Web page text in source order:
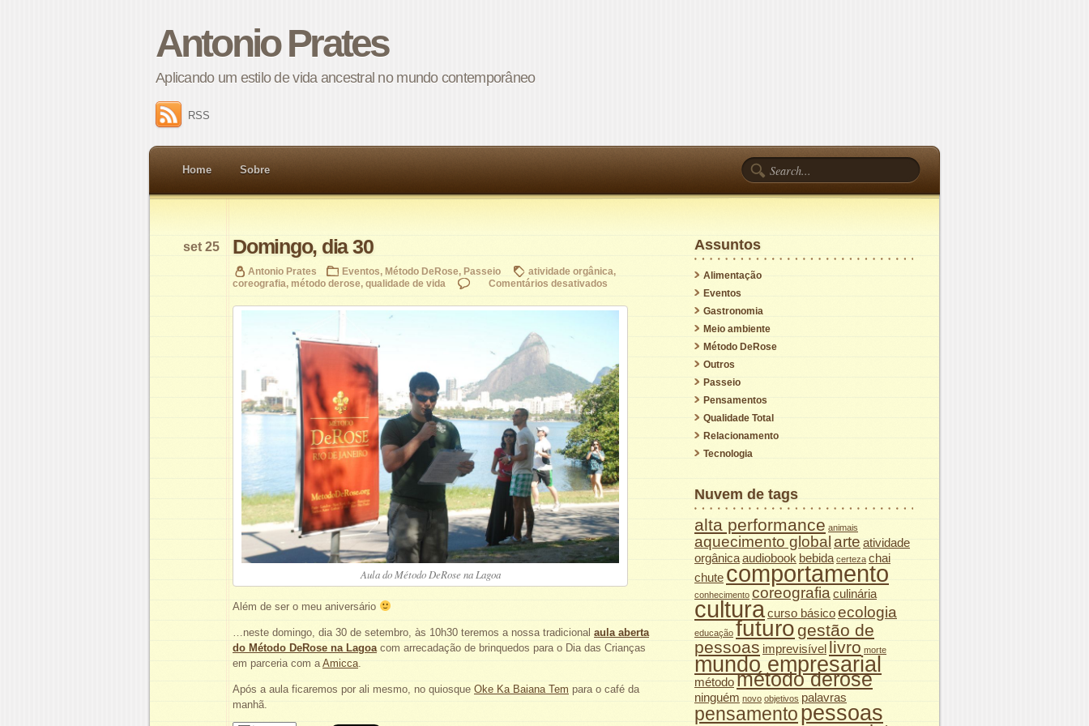
Antonio Prates
Aplicando um estilo de vida ancestral no mundo contemporâneo
RSS
Home Sobre
Domingo, dia 30
set 25
Antonio Prates Eventos, Método DeRose, Passeio atividade orgânica,
coreografia, método derose, qualidade de vida Comentários desativados
dia
Aula do Método DeRose na Lagoa
Além de ser o meu aniversário
…neste domingo, dia 30 de setembro, às 10h30 teremos a nossa tradicional aula aberta
do Método DeRose na Lagoa com arrecadação de brinquedos para o Dia das Crianças
em parceria com a Amicca
Após a aula ficaremos por ali mesmo, no quiosque Oke Ka Baiana Tem para o café da
manhã.
Assuntos
Alimentação
Eventos
Gastronomia
Meio ambiente
Método DeRose
Outros
Passeio
Pensamentos
Qualidade Total
Relacionamento
Tecnologia
Nuvem de tags
alta performance animais
aquecimento global arte atividade
orgânicaaudiobook bebida certeza chai
chutecomportamento
conhecimento coreografia culinária
culturacurso básicoecologia
educação futuro gestão de
pessoas imprevisível livro morte
mundo empresarial
métodométodo derose
ninguém novo objetivos palavras
pensamentopessoas